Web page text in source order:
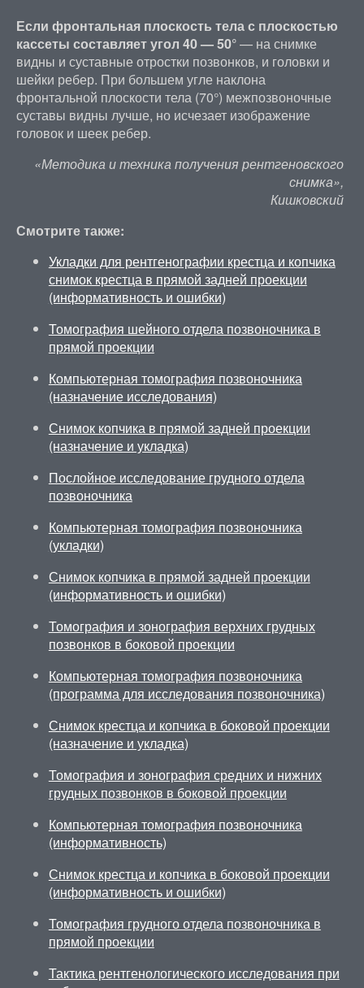
Если фронтальная плоскость тела с плоскостью
кассеты составляет угол 40 — 50°— на снимке
видны и суставные отростки позвонков, и головки и
шейки ребер. При большем угле наклона
фронтальной плоскости тела (70°) межпозвоночные
суставы видны лучше, но исчезает изображение
головок и шеек ребер.
«Методика и техника получения рентгеновского
снимка»,
Кишковский
Смотрите также:
Укладки для рентгенографии крестца и копчика
снимок крестца в прямой задней проекции
(информативность и ошибки)
Томография шейного отдела позвоночника в
прямой проекции
Компьютерная томография позвоночника
(назначение исследования)
Снимок копчика в прямой задней проекции
(назначение и укладка)
Послойное исследование грудного отдела
позвоночника
Компьютерная томография позвоночника
(укладки)
Снимок копчика в прямой задней проекции
(информативность и ошибки)
Томография и зонография верхних грудных
позвонков в боковой проекции
Компьютерная томография позвоночника
(программа для исследования позвоночника)
Снимок крестца и копчика в боковой проекции
(назначение и укладка)
Томография и зонография средних и нижних
грудных позвонков в боковой проекции
Компьютерная томография позвоночника
(информативность)
Снимок крестца и копчика в боковой проекции
(информативность и ошибки)
Томография грудного отдела позвоночника в
прямой проекции
Тактика рентгенологического исследования при